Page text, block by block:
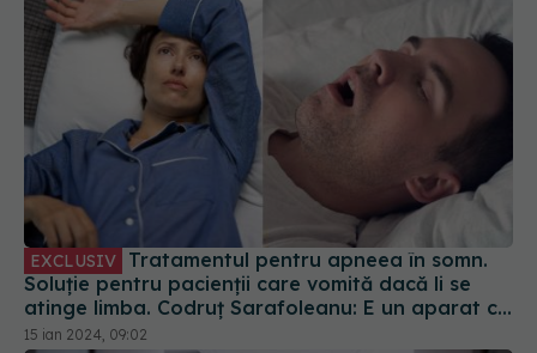
EXCLUSIV Tratamentul pentru apneea în somn.
Soluție pentru pacienții care vomită dacă li se
atinge limba. Codruț Sarafoleanu: E un aparat cu
o mască. Dilată căile respiratorii
15 ian 2024, 09:02